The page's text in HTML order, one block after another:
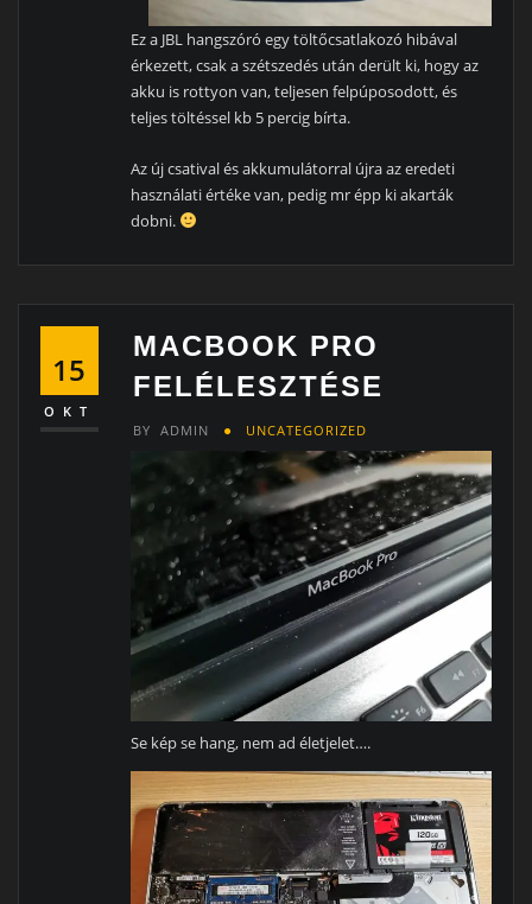
Ez a JBL hangszóró egy töltőcsatlakozó hibával
érkezett, csak a szétszedés után derült ki, hogy az
akku is rottyon van, teljesen felpúposodott, és
teljes töltéssel kb 5 percig bírta.
Az új csatival és akkumulátorral újra az eredeti
használati értéke van, pedig mr épp ki akarták
dobni.
15
OKT
MACBOOK PRO
FELÉLESZTÉSE
BY ADMIN UNCATEGORIZED
Se kép se hang, nem ad életjelet….